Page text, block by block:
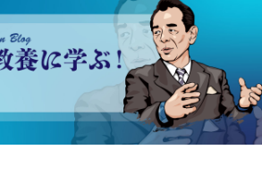
の教養に学ぶ！～転ばぬ先の杖～